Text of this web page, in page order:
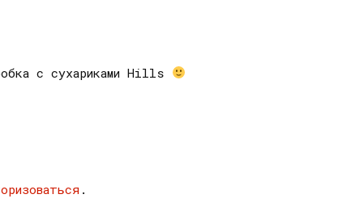
с сухариками Hills
.